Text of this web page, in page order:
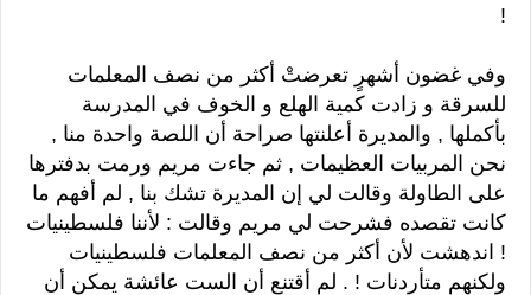
!
وفي غضون أشهرٍ تعرضتْ أكثر من نصف المعلمات
للسرقة و زادت كمية الهلع و الخوف في المدرسة
بأكملها , والمديرة أعلنتها صراحة أن اللصة واحدة منا ,
نحن المربيات العظيمات , ثم جاءت مريم ورمت بدفترها
على الطاولة وقالت لي إن المديرة تشك بنا , لم أفهم ما
كانت تقصده فشرحت لي مريم وقالت : لأننا فلسطينيات
! اندهشت لأن أكثر من نصف المعلمات فلسطينيات
ولكنهم متأردنات ! . لم أقتنع أن الست عائشة يمكن أن